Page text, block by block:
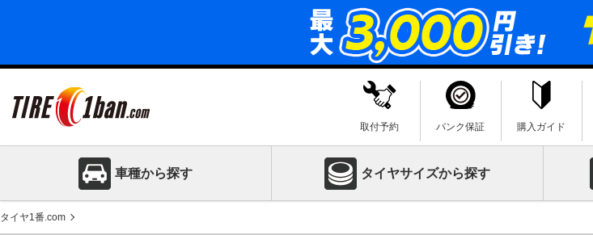
取付予約 パンク保証 購入ガイド
車種から探す タイヤサイズから探す
タイヤ1番.com